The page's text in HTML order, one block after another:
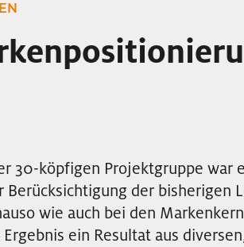
30-köpfigen Projektgruppe war
Berücksichtigung der bisherigen
wie auch bei den
ein Resultat aus